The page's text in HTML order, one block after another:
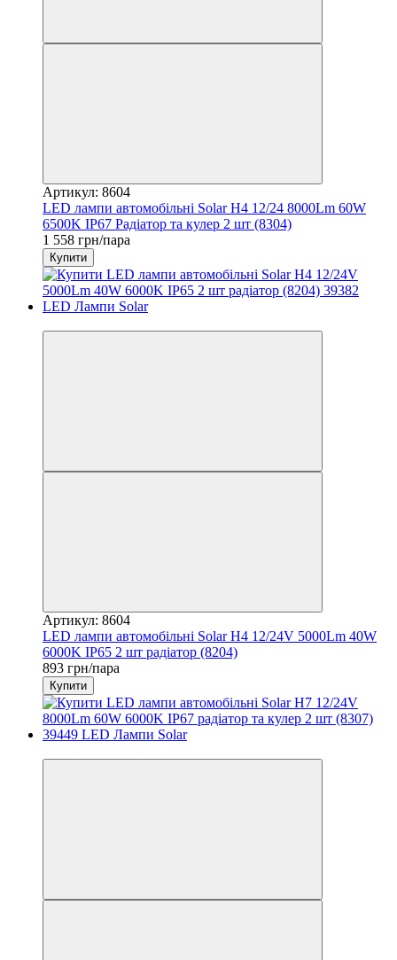
Артикул: 8604
LED лампи автомобільні Solar H4 12/24 8000Lm 60W
6500K IP67 Радіатор та кулер 2 шт (8304)
1 558 грн/пара
Купити
Артикул: 8604
LED лампи автомобільні Solar H4 12/24V 5000Lm 40W
6000K IP65 2 шт радіатор (8204)
893 грн/пара
Купити